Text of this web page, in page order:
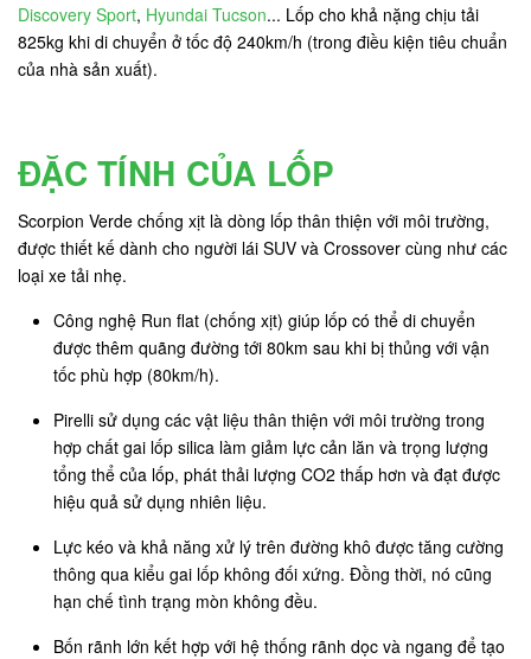
Discovery Sport, Hyundai Tucson... Lốp cho khả nặng chịu tải
825kg khi di chuyển ở tốc độ 240km/h (trong điều kiện tiêu chuẩn
của nhà sản xuất).
ĐẶC TÍNH CỦA LỐP
Scorpion Verde chống xịt là dòng lốp thân thiện với môi trường,
được thiết kế dành cho người lái SUV và Crossover cùng như các
loại xe tải nhẹ.
Công nghệ Run flat (chống xịt) giúp lốp có thể di chuyển
được thêm quãng đường tới 80km sau khi bị thủng với vận
tốc phù hợp (80km/h).
Pirelli sử dụng các vật liệu thân thiện với môi trường trong
hợp chất gai lốp silica làm giảm lực cản lăn và trọng lượng
tổng thể của lốp, phát thải lượng CO2 thấp hơn và đạt được
hiệu quả sử dụng nhiên liệu.
Lực kéo và khả năng xử lý trên đường khô được tăng cường
thông qua kiểu gai lốp không đối xứng. Đồng thời, nó cũng
hạn chế tình trạng mòn không đều.
Bốn rãnh lớn kết hợp với hệ thống rãnh dọc và ngang để tạo